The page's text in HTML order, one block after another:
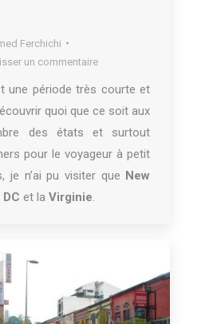
Ferchichi
un commentaire
une période très courte et
quoi que ce soit aux
des états et surtout
pour le voyageur à petit
je n’ai pu visiter que New
et laVirginie